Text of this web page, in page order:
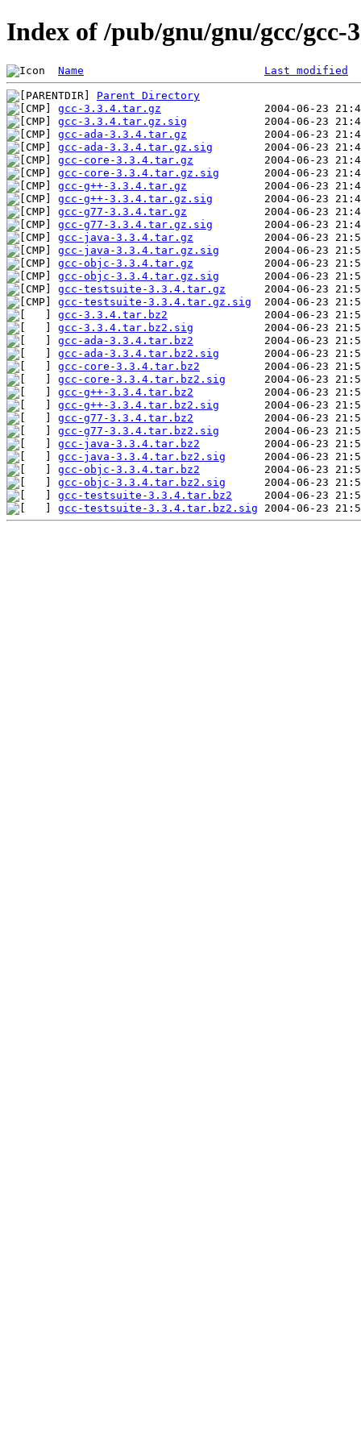
Index of /pub/gnu/gnu/gcc/gcc-
Name Last modified
Parent Directory
gcc-3.3.4.tar.gz
gcc-3.3.4.tar.gz.sig
gcc-ada-3.3.4.tar.gz
gcc-ada-3.3.4.tar.gz.sig
gcc-core-3.3.4.tar.gz
gcc-core-3.3.4.tar.gz.sig
gcc-g++-3.3.4.tar.gz
gcc-g++-3.3.4.tar.gz.sig
gcc-g77-3.3.4.tar.gz
gcc-g77-3.3.4.tar.gz.sig
gcc-java-3.3.4.tar.gz
gcc-java-3.3.4.tar.gz.sig
gcc-objc-3.3.4.tar.gz
gcc-objc-3.3.4.tar.gz.sig
gcc-testsuite-3.3.4.tar.gz
gcc-testsuite-3.3.4.tar.gz.sig
gcc-3.3.4.tar.bz2
gcc-3.3.4.tar.bz2.sig
gcc-ada-3.3.4.tar.bz2
gcc-ada-3.3.4.tar.bz2.sig
gcc-core-3.3.4.tar.bz2
gcc-core-3.3.4.tar.bz2.sig
gcc-g++-3.3.4.tar.bz2
gcc-g++-3.3.4.tar.bz2.sig
gcc-g77-3.3.4.tar.bz2
gcc-g77-3.3.4.tar.bz2.sig
gcc-java-3.3.4.tar.bz2
gcc-java-3.3.4.tar.bz2.sig
gcc-objc-3.3.4.tar.bz2
gcc-objc-3.3.4.tar.bz2.sig
gcc-testsuite-3.3.4.tar.bz2
gcc-testsuite-3.3.4.tar.bz2.sig